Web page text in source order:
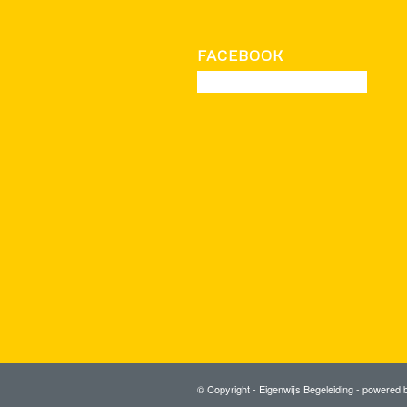
FACEBOOK
© Copyright - Eigenwijs Begeleiding - powered